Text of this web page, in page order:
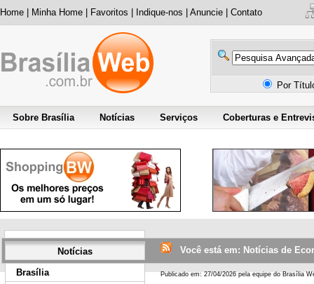
Home Minha Home Favoritos Indique-nos Anuncie Contato
Por
Sobre Brasília Notícias Serviços Coberturas e
Notícias Você está em: Notícias de
Brasília
Publicado em: 27/04/2026 pela equipe do Brasília